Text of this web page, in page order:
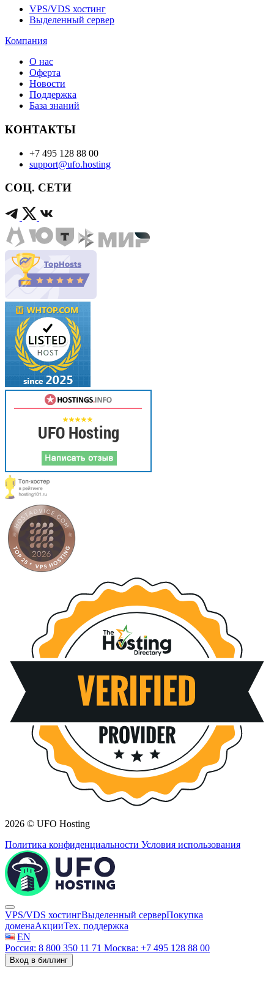
VPS/VDS хостинг
Выделенный сервер
Компания
О нас
Оферта
Новости
Поддержка
База знаний
КОНТАКТЫ
+7 495 128 88 00
support@ufo.hosting
СОЦ. СЕТИ
2026 © UFO Hosting
Политика конфиденциальности Условия использования
VPS/VDS хостингВыделенный серверПокупка
доменаАкцииТех. поддержка
EN
Россия: 8 800 350 11 71 Москва: +7 495 128 88 00
Вход в биллинг